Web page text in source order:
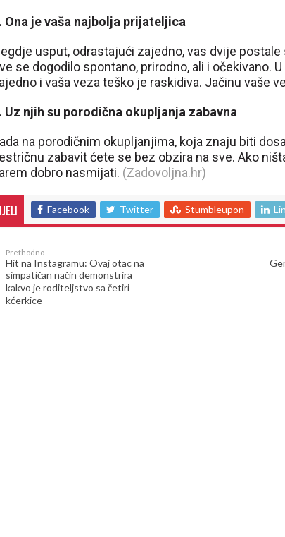
Ona je vaša najbolja prijateljica
usput, odrastajući zajedno, vas dvije
se dogodilo spontano, prirodno, ali i očekivano.
i vaša veza teško je raskidiva. Jačinu vaše
Uz njih su porodična okupljanja zabavna
na porodičnim okupljanjima, koja znaju biti
zabavit ćete se bez obzira na sve. Ako
dobro nasmijati. (Zadovoljna.hr)
Facebook Twitter Stumbleupon
Prethodno
Hit na Instagramu: Ovaj otac na
simpatičan način demonstrira
kakvo je roditeljstvo sa četiri
kćerkice